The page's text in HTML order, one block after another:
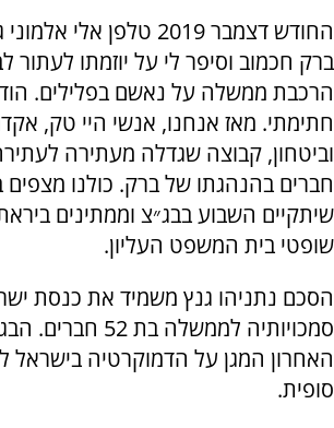
החודש דצמבר 2019 טלפן
ברק חכמוב וסיפר לי על יוזמתו לעתור
הרכבת ממשלה על נאשם בפלילים.
חתימתי. מאז אנחנו, אנשי היי טק,
חברים בהנהגתו של ברק. כולנו מצפים
שיתקיים השבוע בבג״צ וממתינים
שופטי בית המשפט העליון.
הסכם נתניהו גנץ משמיד את כנסת
סמכויותיה לממשלה
האחרון המגן על הדמוקרטיה בישראל
סופית.